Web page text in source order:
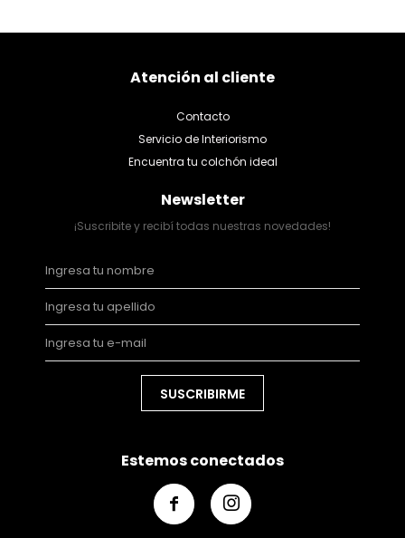
Atención al cliente
Contacto
Servicio de Interiorismo
Encuentra tu colchón ideal
Newsletter
¡Suscribite y recibí todas nuestras novedades!
SUSCRIBIRME
Estemos conectados
 